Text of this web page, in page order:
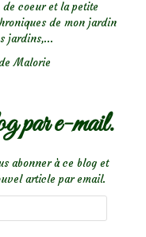
coeur et la petite
de mon jardin
jardins,...
Malorie
par e-mail.
abonner à ce blog et
article par email.